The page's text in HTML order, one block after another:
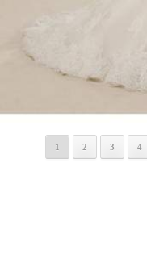
1 2 3 4